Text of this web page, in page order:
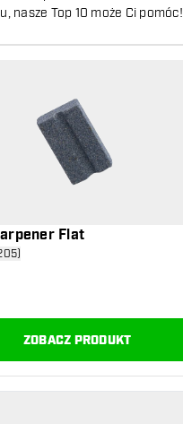
nasze Top 10 może Ci pomóc!
Flat
panel recenzji
ZOBACZ PRODUKT